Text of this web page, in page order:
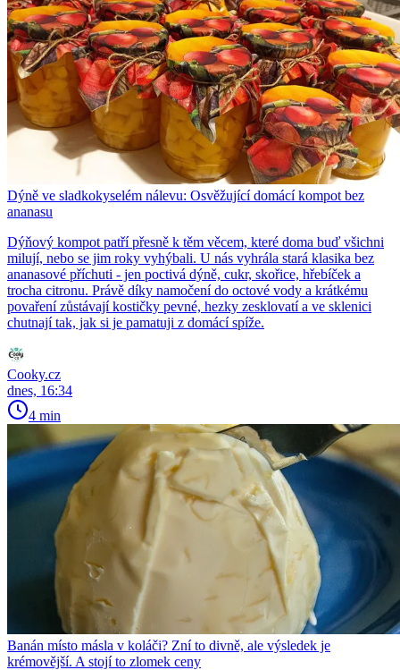
Dýně ve sladkokyselém nálevu: Osvěžující domácí kompot bez
ananasu
Dýňový kompot patří přesně k těm věcem, které doma buď všichni
milují, nebo se jim roky vyhýbali. U nás vyhrála stará klasika bez
ananasové příchuti - jen poctivá dýně, cukr, skořice, hřebíček a
trocha citronu. Právě díky namočení do octové vody a krátkému
povaření zůstávají kostičky pevné, hezky zesklovatí a ve sklenici
chutnají tak, jak si je pamatuji z domácí spíže.
Cooky.cz
dnes, 16:34
4 min
Banán místo másla v koláči? Zní to divně, ale výsledek je
krémovější. A stojí to zlomek ceny